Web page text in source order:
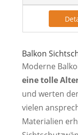
Balkon
Moderne
eine tolle
und werten
vielen
Materialien